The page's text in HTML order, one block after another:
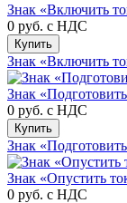
Знак «Включить
0 руб. с НДС
Купить
Знак «Включить
Знак
0 руб. с НДС
Купить
Знак
Знак «Опустить
0 руб. с НДС